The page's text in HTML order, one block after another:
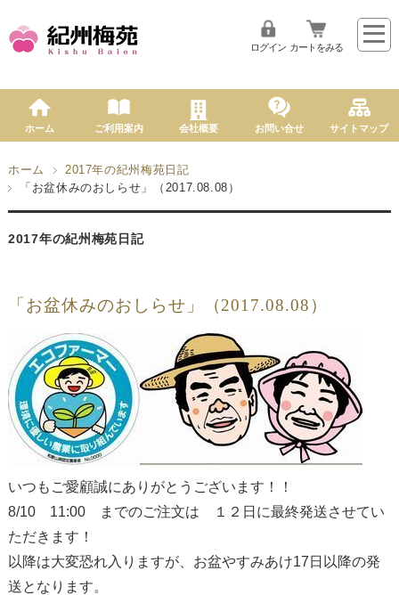
ログイン カートをみる
ホーム ご利用案内 会社概要 お問い合せ サイトマップ
ホーム
2017年の紀州梅苑日記
「お盆休みのおしらせ」（2017.08.08）
2017年の紀州梅苑日記
「お盆休みのおしらせ」（2017.08.08）
いつもご愛顧誠にありがとうございます！！
8/10 11:00 までのご注文は １２日に最終発送させてい
ただきます！
以降は大変恐れ入りますが、お盆やすみあけ17日以降の発
送となります。